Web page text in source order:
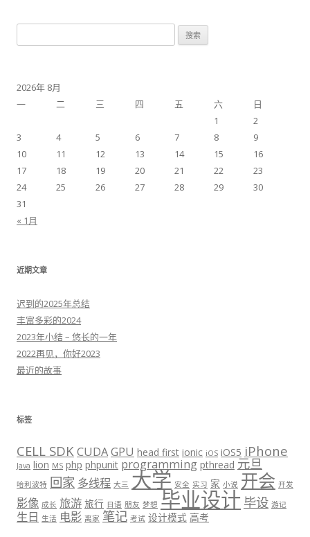
索：
2026年 8月
一
二 三 四 五 六
日
1
2
3
4 5 6 7 8
9
10
11 12 13 14 15
16
17
18 19 20 21 22
23
24
25 26 27 28 29
30
31
« 1月
近期文章
迟到的2025年总结
丰富多彩的2024
2023年小结 – 悠长的一年
2022再见，你好2023
最近的故事
标签
CELL SDKCUDAGPU head first ionic iOS iOS5 iPhone
Java lion MS php phpunit programming pthread 元旦
哈利波特 回家 多线程 大三 大学 安全 实习 家 小说 开会 开发
影像 成长 旅游 旅行 日语 朋友 梦想 毕业设计 毕设 游记
生日 生活 电影 离家 笔记 考试 设计模式 高考